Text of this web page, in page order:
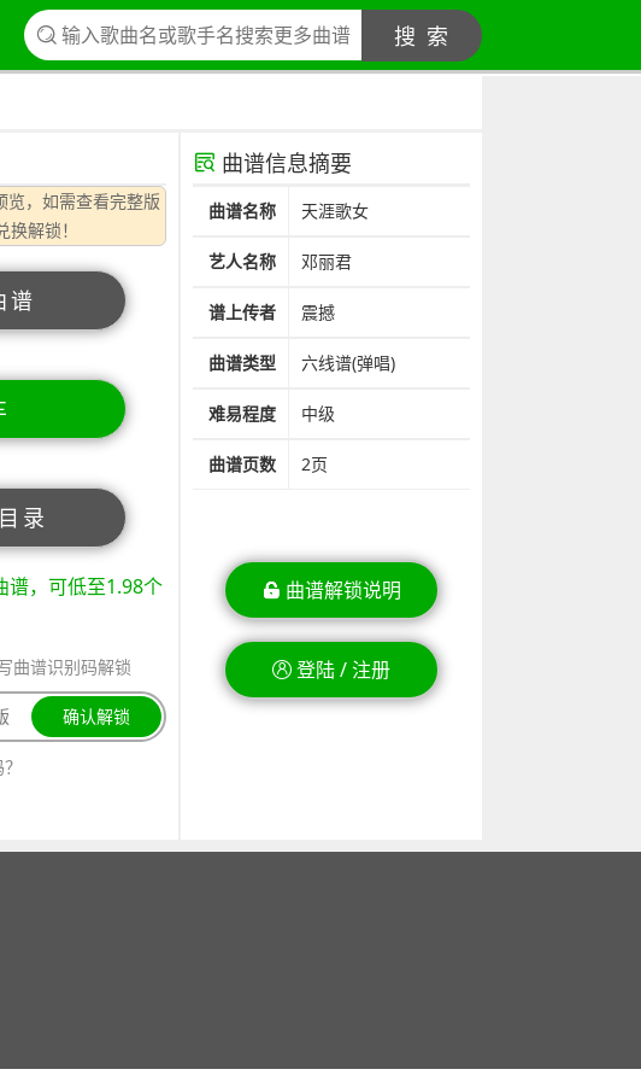
搜 索
览，如需查看完整版
解锁！
谱
录
谱，可低至1.98个
曲谱识别码解锁
确认解锁
曲谱信息摘要
曲谱名称 天涯歌女
艺人名称 邓丽君
谱上传者 震撼
曲谱类型 六线谱(弹唱)
难易程度 中级
曲谱页数 2页
曲谱解锁说明
登陆 / 注册